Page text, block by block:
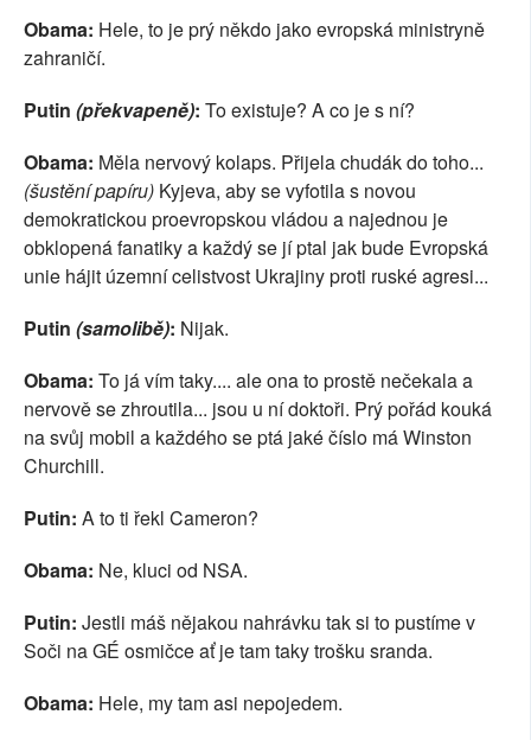
Obama: Hele, to je prý někdo jako evropská ministryně
zahraničí.
Putin (překvapeně): To existuje? A co je s ní?
Obama: Měla nervový kolaps. Přijela chudák do toho...
(šustění papíru) Kyjeva, aby se vyfotila s novou
demokratickou proevropskou vládou a najednou je
obklopená fanatiky a každý se jí ptal jak bude Evropská
unie hájit územní celistvost Ukrajiny proti ruské agresi...
Putin (samolibě): Nijak.
Obama: To já vím taky.... ale ona to prostě nečekala a
nervově se zhroutila... jsou u ní doktoři. Prý pořád kouká
na svůj mobil a každého se ptá jaké číslo má Winston
Churchill.
Putin: A to ti řekl Cameron?
Obama: Ne, kluci od NSA.
Putin: Jestli máš nějakou nahrávku tak si to pustíme v
Soči na GÉ osmičce ať je tam taky trošku sranda.
Obama: Hele, my tam asi nepojedem.